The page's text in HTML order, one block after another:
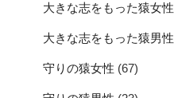
大きな志をもった猿女性
大きな志をもった猿男性
守りの猿女性 (67)